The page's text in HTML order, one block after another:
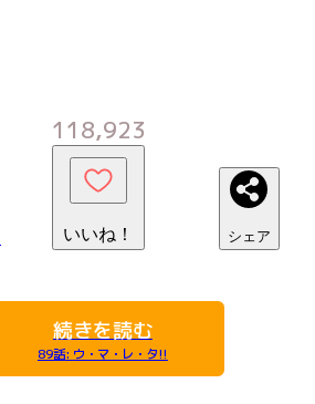
118,923
いいね！ シェア
続きを読む
89話: ウ・マ・レ・タ!!